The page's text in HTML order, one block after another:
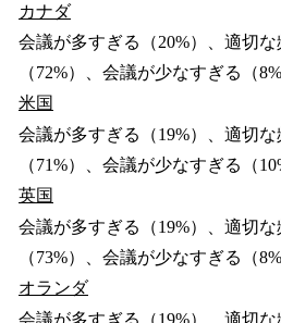
カナダ
会議が多すぎる（20%）、適切
（72%）、会議が少なすぎる（8%
米国
会議が多すぎる（19%）、適切
（71%）、会議が少なすぎる（
英国
会議が多すぎる（19%）、適切
（73%）、会議が少なすぎる（8%
オランダ
会議が多すぎる（19%）、適切